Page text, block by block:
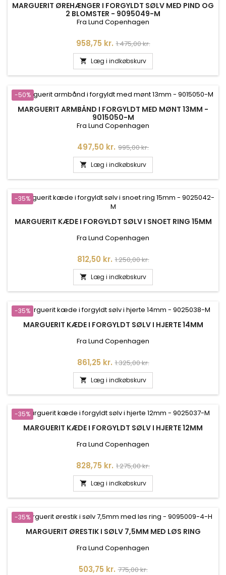
MARGUERIT ØREHÆNGER I FORGYLDT SØLV MED PIND OG
2 BLOMSTER - 9095049-M
Fra Lund Copenhagen
Pris
958,75 kr. Normalpris
1.475,00 kr.
 Læg i indkøbskurv
-50%
MARGUERIT ARMBÅND I FORGYLDT MED MØNT 13MM -
9015050-M
Fra Lund Copenhagen
Pris
497,50 kr. Normalpris
995,00 kr.
 Læg i indkøbskurv
-35%
MARGUERIT KÆDE I FORGYLDT SØLV I SNOET RING 15MM
Fra Lund Copenhagen
Pris
812,50 kr. Normalpris
1.250,00 kr.
 Læg i indkøbskurv
-35%
MARGUERIT KÆDE I FORGYLDT SØLV I HJERTE 14MM
Fra Lund Copenhagen
Pris
861,25 kr. Normalpris
1.325,00 kr.
 Læg i indkøbskurv
-35%
MARGUERIT KÆDE I FORGYLDT SØLV I HJERTE 12MM
Fra Lund Copenhagen
Pris
828,75 kr. Normalpris
1.275,00 kr.
 Læg i indkøbskurv
-35%
MARGUERIT ØRESTIK I SØLV 7,5MM MED LØS RING
Fra Lund Copenhagen
Pris
503,75 kr. Normalpris
775,00 kr.